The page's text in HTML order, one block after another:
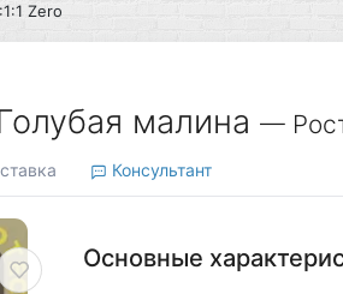
Zero
малина —
Консультант
Основные